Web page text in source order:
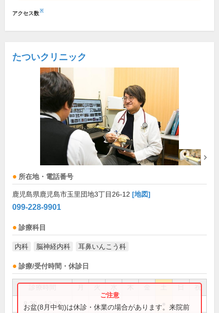
アクセス数※
たついクリニック
所在地・電話番号
鹿児島県鹿児島市玉里団地3丁目26-12 [地図]
099-228-9901
診療科目
内科 脳神経内科 耳鼻いんこう科
診療/受付時間・休診日
祝
8:30～12:30
お盆(8月中旬)は休診・休業の場合があります。来院前